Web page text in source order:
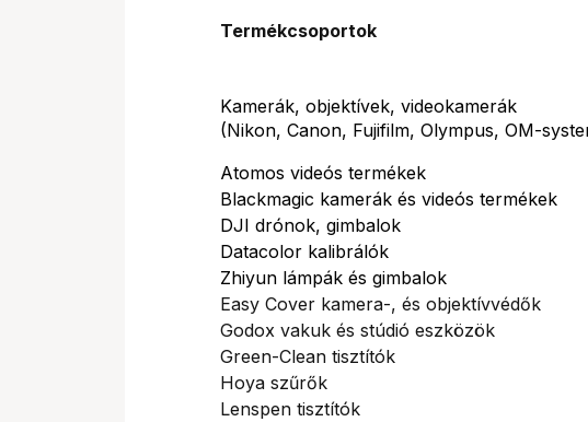
Termékcsoportok
Kamerák, objektívek, videokamerák
(Nikon, Canon, Fujifilm, Olympus, OM-
Atomos videós termékek
Blackmagic kamerák és videós termékek
DJI drónok, gimbalok
Datacolor kalibrálók
Zhiyun lámpák és gimbalok
Easy Cover kamera-, és objektívvédők
Godox vakuk és stúdió eszközök
Green-Clean tisztítók
Hoya szűrők
Lenspen tisztítók